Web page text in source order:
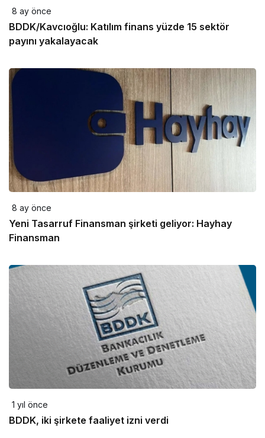
8 ay önce
BDDK/Kavcıoğlu: Katılım finans yüzde 15 sektör
payını yakalayacak
8 ay önce
Yeni Tasarruf Finansman şirketi geliyor: Hayhay
Finansman
1 yıl önce
BDDK, iki şirkete faaliyet izni verdi